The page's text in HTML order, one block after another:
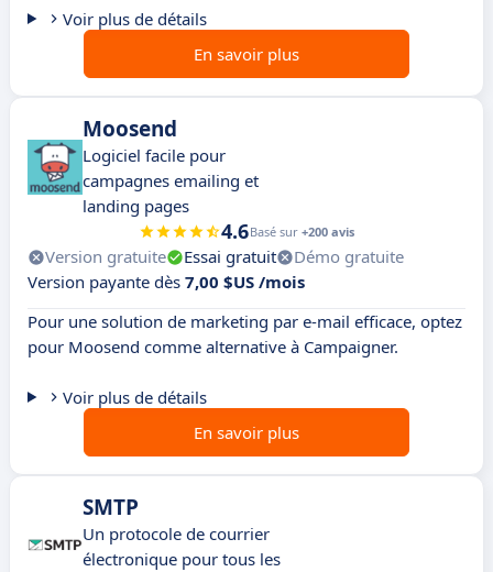
Voir plus de détails
En savoir plus
Moosend
Logiciel facile pour
campagnes emailing et
landing pages
4.6Basé sur +200 avis
Version gratuite Essai gratuit
Démo gratuite
Version payante dès 7,00 $US /mois
Pour une solution de marketing par e-mail efficace, optez
pour Moosend comme alternative à Campaigner.
Voir plus de détails
En savoir plus
SMTP
Un protocole de courrier
électronique pour tous les